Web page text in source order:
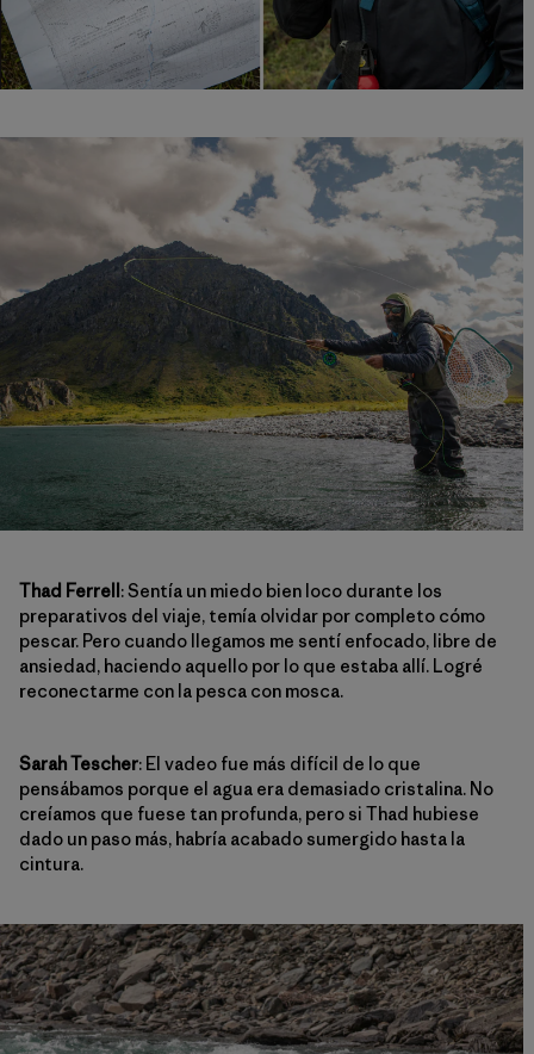
Thad Ferrell: Sentía un miedo bien loco durante los
preparativos del viaje, temía olvidar por completo cómo
pescar. Pero cuando llegamos me sentí enfocado, libre de
ansiedad, haciendo aquello por lo que estaba allí. Logré
reconectarme con la pesca con mosca.
Sarah Tescher: El vadeo fue más difícil de lo que
pensábamos porque el agua era demasiado cristalina. No
creíamos que fuese tan profunda, pero si Thad hubiese
dado un paso más, habría acabado sumergido hasta la
cintura.